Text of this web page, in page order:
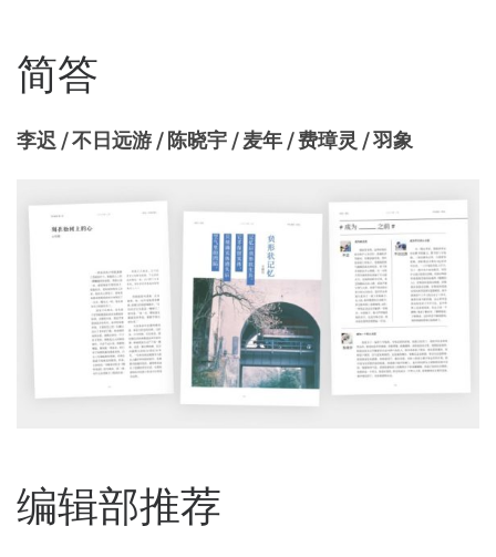
简答
李迟 / 不日远游 / 陈晓宇 / 麦年 / 费璋灵 / 羽象
编辑部推荐